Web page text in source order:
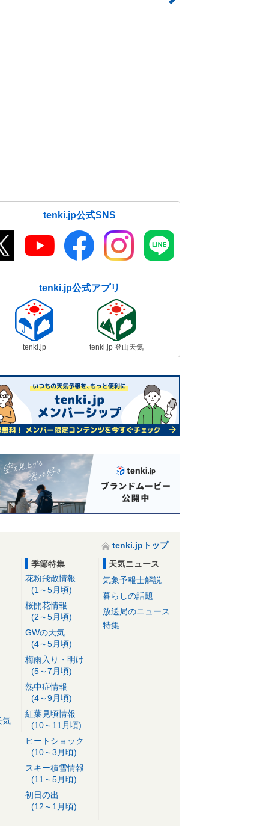
tenki.jp公式SNS
tenki.jp公式アプリ
tenki.jp tenki.jp 登山天気
tenki.jpトップ
気
季節特集
花粉飛散情報
(1～5月頃)
桜開花情報
(2～5月頃)
GWの天気
(4～5月頃)
梅雨入り・明け
(5～7月頃)
熱中症情報
(4～9月頃)
紅葉見頃情報
(10～11月頃)
ヒートショック
(10～3月頃)
スキー積雪情報
(11～5月頃)
初日の出
(12～1月頃)
天気ニュース
気象予報士解説
暮らしの話題
放送局のニュース
特集